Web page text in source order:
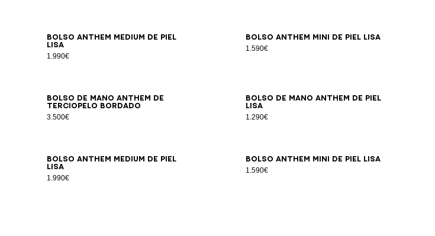
Bolso Anthem Medium de piel
lisa
1.990€
Bolso Anthem Mini de piel lisa
1.590€
Bolso de mano Anthem de
terciopelo bordado
3.500€
Bolso de mano Anthem de piel
lisa
1.290€
Bolso Anthem Medium de piel
lisa
1.990€
Bolso Anthem Mini de piel lisa
1.590€